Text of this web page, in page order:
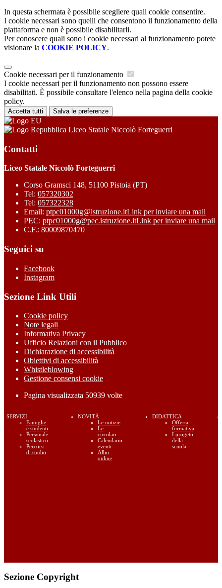
In questa schermata è possibile scegliere quali cookie consentire.
I cookie necessari sono quelli che consentono il funzionamento della
piattaforma e non è possibile disabilitarli.
Per conoscere quali sono i cookie necessari al funzionamento potete
visionare la COOKIE POLICY.
Cookie necessari per il funzionamento
I cookie necessari per il funzionamento non possono essere
disabilitati. È possibile consultare l'elenco nella pagina della cookie
policy.
Accetta tutti Salva le preferenze
Liceo Statale Niccolò Forteguerri
Contatti
Liceo Statale Niccolò Forteguerri
Corso Gramsci 148, 51100 Pistoia (PT)
Tel: 057320302
Tel: 057322328
Email: ptpc01000g@istruzione.itLink per inviare una mail
PEC: ptpc01000g@pec.istruzione.itLink per inviare una mail
C.F.: 80009870470
Seguici su
Facebook
Instagram
Sezione Link Utili
Cookie policy
Note legali
Informativa Privacy
Ufficio Relazioni con il Pubblico
Dichiarazione di accessibilità
Obiettivi di accessibilità
Whistleblowing
Gestione consensi cookie
Pagina visualizzata 50939 volte
SERVIZI
Famiglie
e studenti
Personale
scolastico
Percorsi
di studio
NOVITÀ
Le notizie
Le
circolari
Calendario
eventi
Albo
online
DIDATTICA
Offerta
formativa
I progetti
della
scuola
Sezione Copyright